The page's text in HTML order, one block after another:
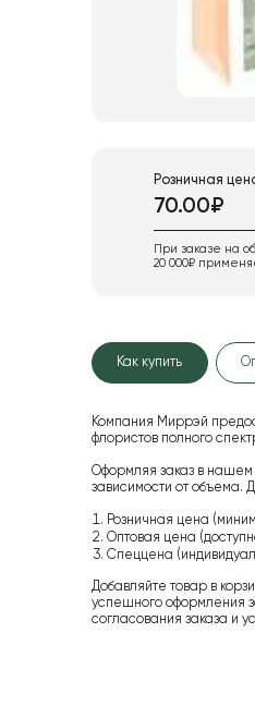
Розничная
70.00₽
При заказе на
20 000₽
Как купить
Компания Миррэй
флористов полного
Оформляя заказ в нашем
зависимости от объема.
Розничная цена
Оптовая цена
Спеццена
Добавляйте товар в
успешного оформления
согласования заказа и